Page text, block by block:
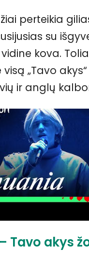
perteikia
su
kova.
„Tavo
ir anglų
Tavo akys